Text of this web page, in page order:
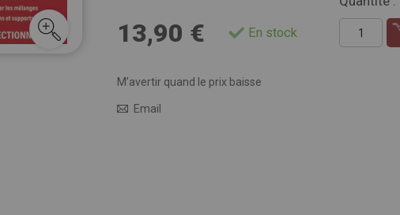
13,90 € En stock
M’avertir quand le prix baisse
Email